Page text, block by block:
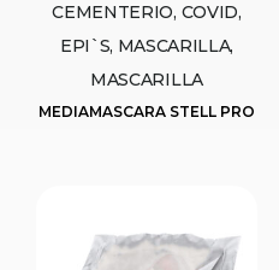
CEMENTERIO, COVID,
EPI`S, MASCARILLA,
MASCARILLA
MEDIAMASCARA STELL PRO